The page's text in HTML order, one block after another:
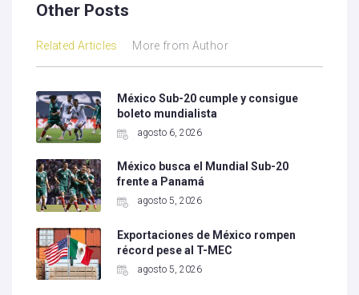
Other Posts
Related Articles More from Author
México Sub-20 cumple y consigue
boleto mundialista
agosto 6, 2026
México busca el Mundial Sub-20
frente a Panamá
agosto 5, 2026
Exportaciones de México rompen
récord pese al T-MEC
agosto 5, 2026